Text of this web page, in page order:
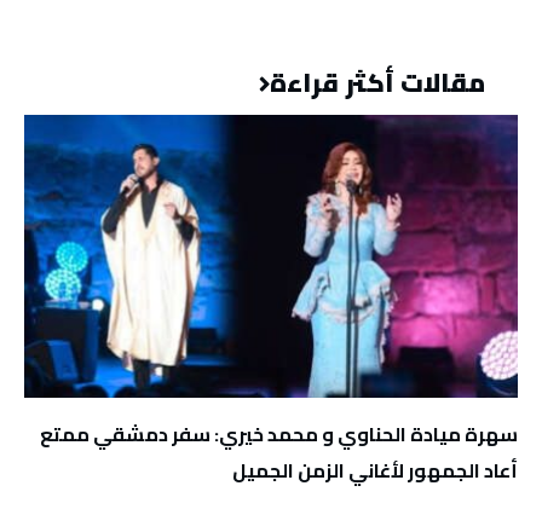
مقالات أكثر قراءة
سهرة ميادة الحناوي و محمد خيري: سفر دمشقي ممتع
أعاد الجمهور لأغاني الزمن الجميل